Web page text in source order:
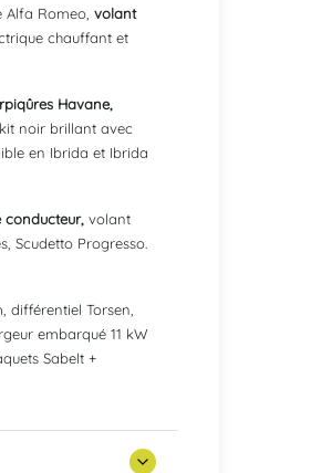
Alfa Romeo,volant
chauffant et
Havane,
kit noir brillant avec
en Ibrida et Ibrida
conducteur, volant
Scudetto Progresso.
différentiel Torsen,
embarqué 11 kW
Sabelt +